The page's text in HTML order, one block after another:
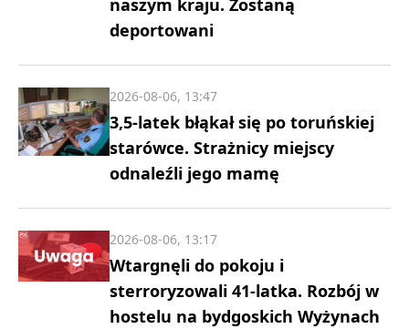
naszym kraju. Zostaną
deportowani
3,5-latek błąkał się po toruńskiej
starówce. Strażnicy miejscy
odnaleźli jego mamę
2026-08-06, 13:47
Wtargnęli do pokoju i
sterroryzowali 41-latka. Rozbój w
hostelu na bydgoskich Wyżynach
2026-08-06, 13:17